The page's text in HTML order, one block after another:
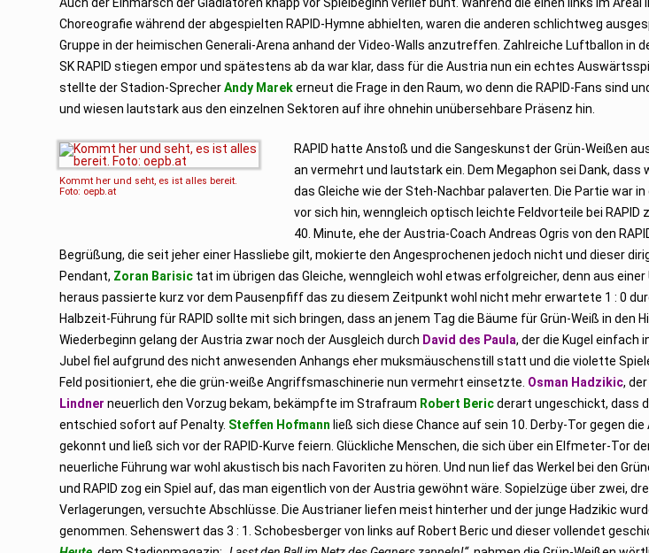
Choreografie während der abgespielten RAPID-Hymne abhielten, waren die anderen schlichtweg
Gruppe in der heimischen Generali-Arena anhand der Video-Walls anzutreffen. Zahlreiche Luftballon in
SK RAPID stiegen empor und spätestens ab da war klar, dass für die Austria nun ein echtes
stellte der Stadion-SprecherAndy Marek erneut die Frage in den Raum, wo denn die RAPID-Fans sind
und wiesen lautstark aus den einzelnen Sektoren auf ihre ohnehin unübersehbare Präsenz hin.
Kommt her und seht, es ist alles bereit.
Foto: oepb.at
RAPID hatte Anstoß und die Sangeskunst der Grün-Weißen
an vermehrt und lautstark ein. Dem Megaphon sei Dank,
das Gleiche wie der Steh-Nachbar palaverten. Die Partie war
vor sich hin, wenngleich optisch leichte Feldvorteile bei RAPID
40. Minute, ehe der Austria-Coach Andreas Ogris von den
Begrüßung, die seit jeher einer Hassliebe gilt, mokierte den Angesprochenen jedoch nicht und dieser
Pendant, Zoran Barisic tat im übrigen das Gleiche, wenngleich wohl etwas erfolgreicher, denn aus
heraus passierte kurz vor dem Pausenpfiff das zu diesem Zeitpunkt wohl nicht mehr erwartete 1 : 0
Halbzeit-Führung für RAPID sollte mit sich bringen, dass an jenem Tag die Bäume für Grün-Weiß in den
Wiederbeginn gelang der Austria zwar noch der Ausgleich durch David des Paula, der die Kugel einfach
Jubel fiel aufgrund des nicht anwesenden Anhangs eher muksmäuschenstill statt und die violette
Feld positioniert, ehe die grün-weiße Angriffsmaschinerie nun vermehrt einsetzte. Osman Hadzikic,
Lindner neuerlich den Vorzug bekam, bekämpfte im Strafraum Robert Bericderart ungeschickt, dass
entschied sofort auf Penalty. Steffen Hofmann ließ sich diese Chance auf sein 10. Derby-Tor gegen
gekonnt und ließ sich vor der RAPID-Kurve feiern. Glückliche Menschen, die sich über ein Elfmeter-Tor
neuerliche Führung war wohl akustisch bis nach Favoriten zu hören. Und nun lief das Werkel bei den
und RAPID zog ein Spiel auf, das man eigentlich von der Austria gewöhnt wäre. Sopielzüge über zwei,
Verlagerungen, versuchte Abschlüsse. Die Austrianer liefen meist hinterher und der junge Hadzikic
genommen. Sehenswert das 3 : 1. Schobesberger von links auf Robert Beric und dieser vollendet